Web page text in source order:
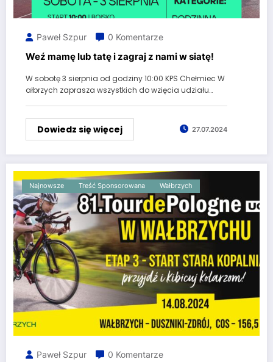
Paweł Szpur 0 Komentarze
Weź mamę lub tatę i zagraj z nami w siatę!
W sobotę 3 sierpnia od godziny 10:00 KPS Chełmiec W
ałbrzych zaprasza wszystkich do wzięcia udziału…
Dowiedz się więcej 27.07.2024
Najnowsze Treść Sponsorowana Wałbrzych
Paweł Szpur 0 Komentarze